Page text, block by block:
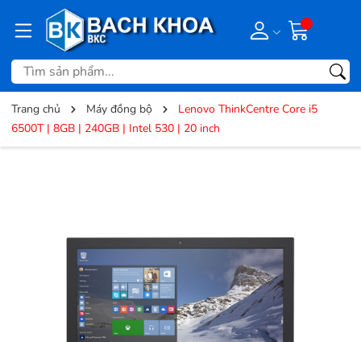
Trang chủ Máy đồng bộ
Lenovo ThinkCentre Core i5
6500T | 8GB | 240GB | Intel 530 | 20 inch